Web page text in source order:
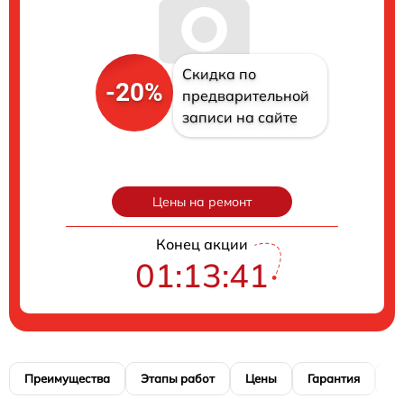
-20%
Скидка по
предварительной
записи на сайте
Цены на ремонт
Конец акции
01:13:40
Преимущества Этапы работ Цены Гарантия